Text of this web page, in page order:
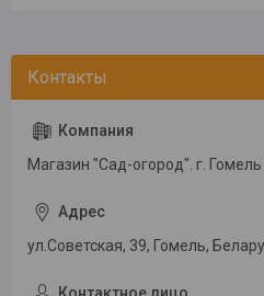
Магазин "Сад-огород". г. Гомель
ул.Советская, 39, Гомель,